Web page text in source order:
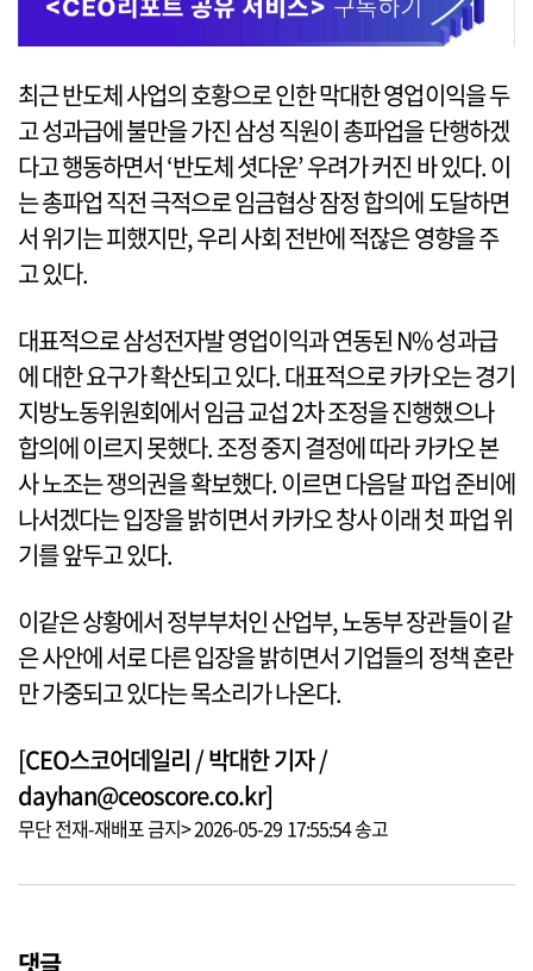
최근 반도체 사업의 호황으로 인한 막대한 영업이익을 두
고 성과급에 불만을 가진 삼성 직원이 총파업을 단행하겠
다고 행동하면서 ‘반도체 셧다운’ 우려가 커진 바 있다. 이
는 총파업 직전 극적으로 임금협상 잠정 합의에 도달하면
서 위기는 피했지만, 우리 사회 전반에 적잖은 영향을 주
고 있다.
대표적으로 삼성전자발 영업이익과 연동된 N% 성과급
에 대한 요구가 확산되고 있다. 대표적으로 카카오는 경기
지방노동위원회에서 임금 교섭 2차 조정을 진행했으나
합의에 이르지 못했다. 조정 중지 결정에 따라 카카오 본
사 노조는 쟁의권을 확보했다. 이르면 다음달 파업 준비에
나서겠다는 입장을 밝히면서 카카오 창사 이래 첫 파업 위
기를 앞두고 있다.
이같은 상황에서 정부부처인 산업부, 노동부 장관들이 같
은 사안에 서로 다른 입장을 밝히면서 기업들의 정책 혼란
만 가중되고 있다는 목소리가 나온다.
[CEO스코어데일리 / 박대한 기자 /
dayhan@ceoscore.co.kr]
무단 전재-재배포 금지> 2026-05-29 17:55:54 송고
댓글